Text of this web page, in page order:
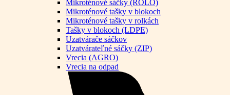
Mikroténové sáčky (ROLO)
Mikroténové tašky v blokoch
Mikroténové tašky v rolkách
Tašky v blokoch (LDPE)
Uzatvárače sáčkov
Uzatvárateľné sáčky (ZIP)
Vrecia (AGRO)
Vrecia na odpad